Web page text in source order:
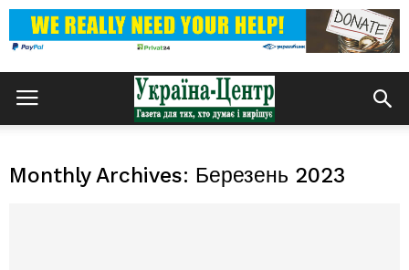
Monthly Archives: Березень 2023